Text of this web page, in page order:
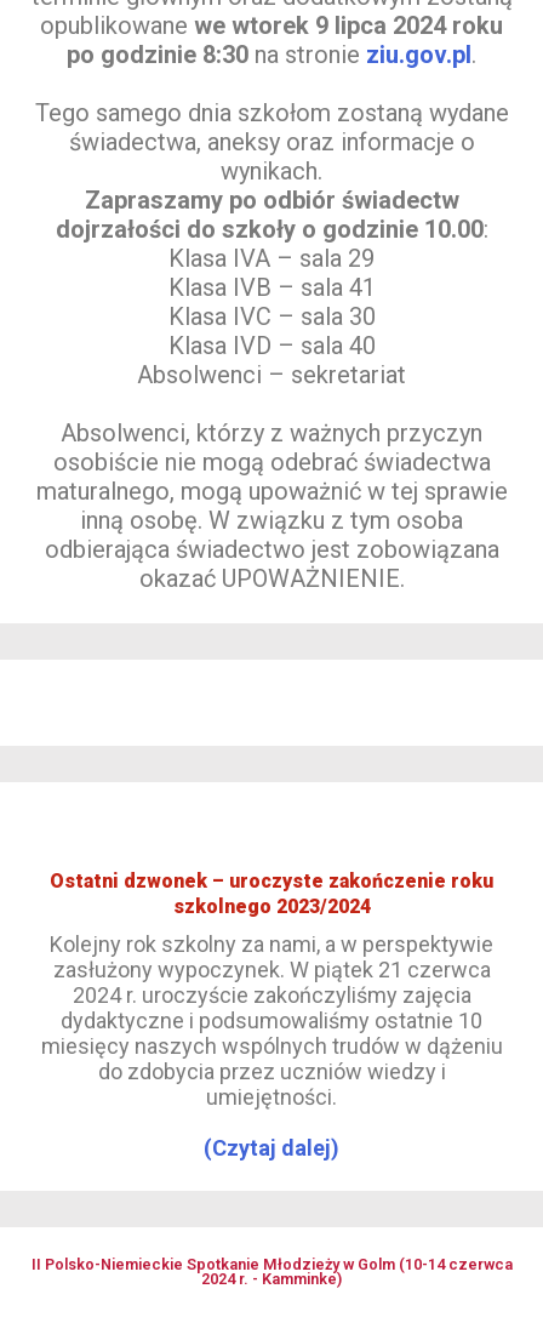
opublikowane we wtorek 9 lipca 2024 roku
po godzinie 8:30 na stronie ziu.gov.pl.
Tego samego dnia szkołom zostaną wydane
świadectwa, aneksy oraz informacje o
wynikach.
Zapraszamy po odbiór świadectw
dojrzałości do szkoły o godzinie 10.00:
Klasa IVA – sala 29
Klasa IVB – sala 41
Klasa IVC – sala 30
Klasa IVD – sala 40
Absolwenci – sekretariat
Absolwenci, którzy z ważnych przyczyn
osobiście nie mogą odebrać świadectwa
maturalnego, mogą upoważnić w tej sprawie
inną osobę. W związku z tym osoba
odbierająca świadectwo jest zobowiązana
okazać UPOWAŻNIENIE.
Ostatni dzwonek – uroczyste zakończenie roku
szkolnego 2023/2024
Kolejny rok szkolny za nami, a w perspektywie
zasłużony wypoczynek. W piątek 21 czerwca
2024 r. uroczyście zakończyliśmy zajęcia
dydaktyczne i podsumowaliśmy ostatnie 10
miesięcy naszych wspólnych trudów w dążeniu
do zdobycia przez uczniów wiedzy i
umiejętności.
(Czytaj dalej)
II Polsko-Niemieckie Spotkanie Młodzieży w Golm (10-14 czerwca
2024 r. - Kamminke)